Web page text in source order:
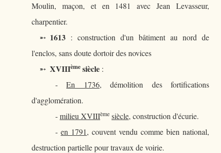
Moulin, maçon, et en 1481 avec Jean Levasseur,
charpentier.
➵ 1613 : construction d'un bâtiment au nord de
l'enclos, sans doute dortoir des novices
➵ XVIIIème siècle :
-En 1736, démolition des fortifications
d'agglomération.
-milieu XVIIIème siècle, construction d'écurie.
- en 1791, couvent vendu comme bien national,
destruction partielle pour travaux de voirie.